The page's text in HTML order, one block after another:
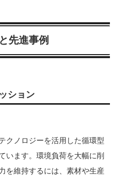
先進事例
ション
クノロジーを活用した循環型
います。環境負荷を大幅に削
を維持するには、素材や生産